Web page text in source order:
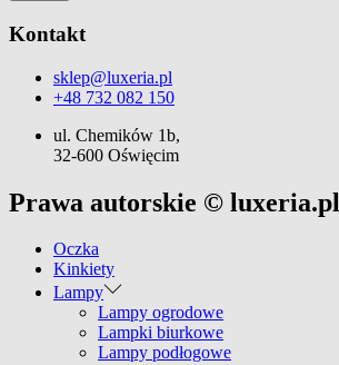
Kontakt
sklep@luxeria.pl
+48 732 082 150
ul. Chemików 1b,
32-600 Oświęcim
Prawa autorskie © luxeria.pl
Oczka
Kinkiety
Lampy
Lampy ogrodowe
Lampki biurkowe
Lampy podłogowe